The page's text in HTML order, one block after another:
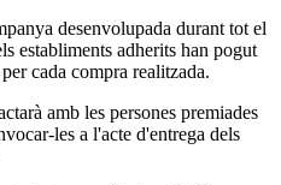
desenvolupada durant tot el
establiments adherits han pogut
cada compra realitzada.
amb les persones premiades
les a l'acte d'entrega dels